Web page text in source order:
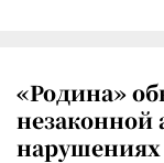
«Родина»
нарушениях